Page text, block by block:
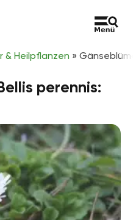
& Heilpflanzen »
perennis: